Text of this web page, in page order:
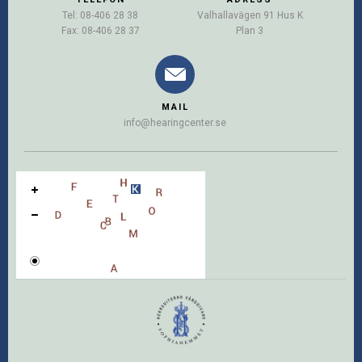
Tel: 08-406 28 38
Fax: 08-406 28 37
Valhallavägen 91 Hus K
Plan 3
MAIL
info@hearingcenter.se